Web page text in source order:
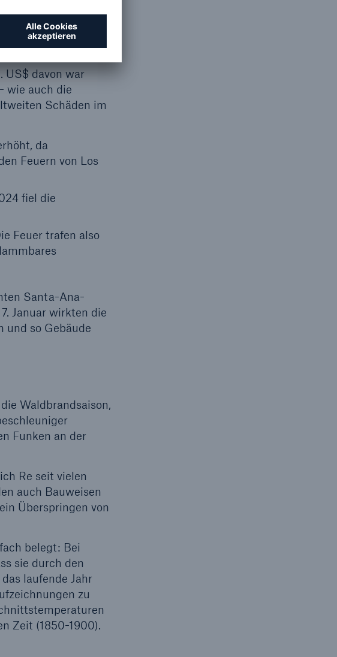
die teuerste
US$ davon war
wie auch die
Schäden im
da
Feuern von Los
fiel die
Feuer trafen also
Santa-Ana-
Januar wirkten die
und so Gebäude
Waldbrandsaison,
Funken an der
Re seit vielen
auch Bauweisen
Überspringen von
belegt: Bei
sie durch den
laufende Jahr
zu
Zeit (1850-1900).